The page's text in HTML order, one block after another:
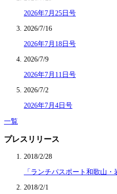
2026年7月25日号
2026/7/16
2026年7月18日号
2026/7/9
2026年7月11日号
2026/7/2
2026年7月4日号
一覧
プレスリリース
2018/2/28
「ランチパスポート和歌山
2018/2/1